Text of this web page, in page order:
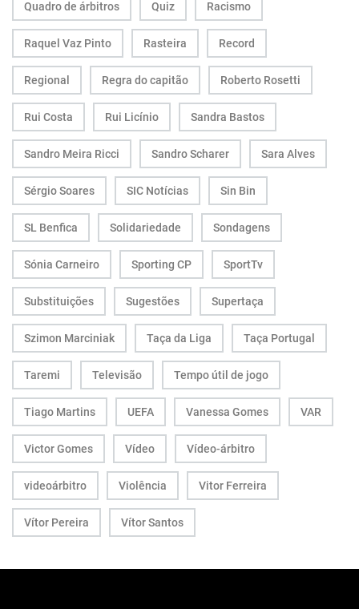
Quadro de árbitros Quiz Racismo
Raquel Vaz Pinto Rasteira Record
Regional Regra do capitão Roberto Rosetti
Rui Costa Rui Licínio Sandra Bastos
Sandro Meira Ricci Sandro Scharer Sara Alves
Sérgio Soares SIC Notícias Sin Bin
SL Benfica Solidariedade Sondagens
Sónia Carneiro Sporting CP SportTv
Substituições Sugestões Supertaça
Szimon Marciniak Taça da Liga Taça Portugal
Taremi Televisão Tempo útil de jogo
Tiago Martins UEFA Vanessa Gomes VAR
Victor Gomes Vídeo Vídeo-árbitro
videoárbitro Violência Vitor Ferreira
Vítor Pereira Vítor Santos